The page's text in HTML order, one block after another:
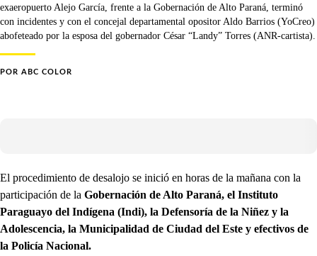
exaeropuerto Alejo García, frente a la Gobernación de Alto Paraná, terminó
con incidentes y con el concejal departamental opositor Aldo Barrios (YoCreo)
abofeteado por la esposa del gobernador César “Landy” Torres (ANR-cartista).
POR ABC COLOR
El procedimiento de desalojo se inició en horas de la mañana con la
participación de la Gobernación de Alto Paraná, el Instituto
Paraguayo del Indígena (Indi), la Defensoría de la Niñez y la
Adolescencia, la Municipalidad de Ciudad del Este y efectivos de
la Policía Nacional.